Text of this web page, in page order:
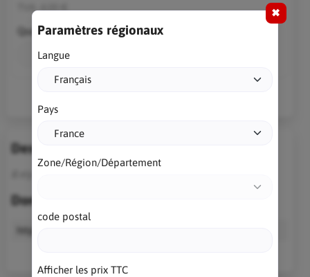
Quantité
Description
Données techniques
https
✖
Paramètres régionaux
Langue
Pays
Zone/Région/Département
code postal
Afficher les prix TTC